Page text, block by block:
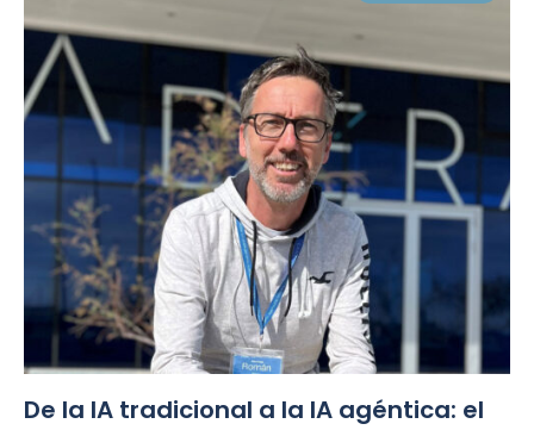
De la IA tradicional a la IA agéntica: el